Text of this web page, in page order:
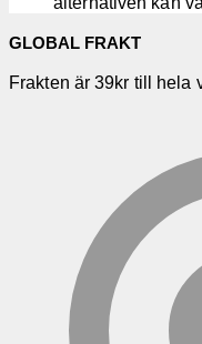
GLOBAL FRAKT
Frakten är 39kr till hela